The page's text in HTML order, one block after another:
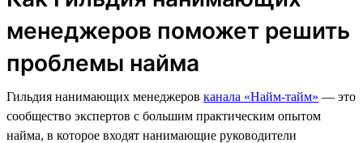
менеджеров поможет решить
проблемы найма
Гильдия нанимающих менеджеров канала «Найм-тайм» — это
сообщество экспертов с большим практическим опытом
найма, в которое входят нанимающие руководители